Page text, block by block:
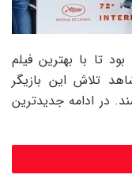
بود تا با بهترین فیلم‌
تلاش این بازیگر
در ادامه جدیدترین